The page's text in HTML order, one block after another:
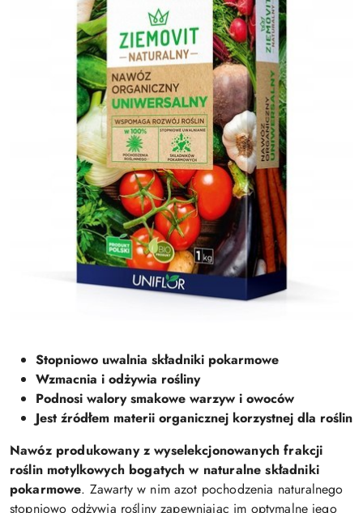
Stopniowo uwalnia składniki pokarmowe
Wzmacnia i odżywia rośliny
Podnosi walory smakowe warzyw i owoców
Jest źródłem materii organicznej korzystnej dla roślin
Nawóz produkowany z wyselekcjonowanych frakcji
roślin motylkowych bogatych w naturalne składniki
pokarmowe. Zawarty w nim azot pochodzenia naturalnego
stopniowo odżywia rośliny zapewniając im optymalne jego